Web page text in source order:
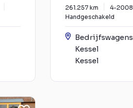
261.257 km
4-2008
Handgeschakeld
Bedrijfswagens
Kessel
Kessel